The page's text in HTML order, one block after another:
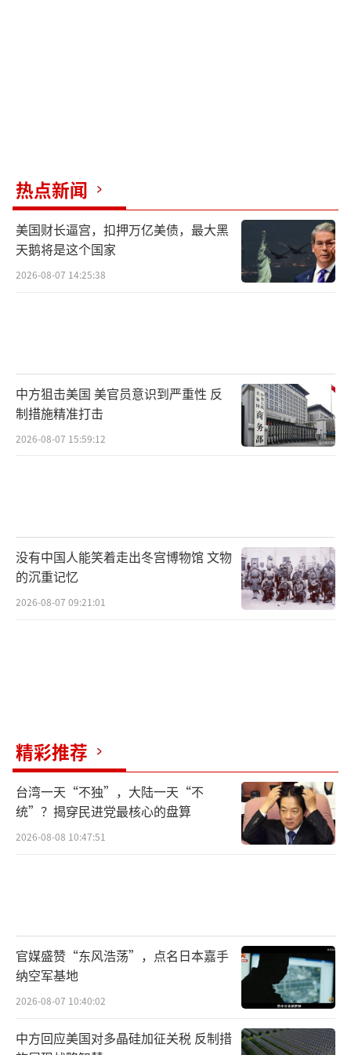
敏感议题。
（责任编辑：张小花 TT1000）
热点新闻
美国财长逼宫，扣押万亿美债，最大黑
天鹅将是这个国家
2026-08-07 14:25:38
中方狙击美国 美官员意识到严重性 反
制措施精准打击
2026-08-07 15:59:12
没有中国人能笑着走出冬宫博物馆 文物
的沉重记忆
2026-08-07 09:21:01
精彩推荐
台湾一天“不独”，大陆一天“不
统”？揭穿民进党最核心的盘算
2026-08-08 10:47:51
官媒盛赞“东风浩荡”，点名日本嘉手
纳空军基地
2026-08-07 10:40:02
中方回应美国对多晶硅加征关税 反制措